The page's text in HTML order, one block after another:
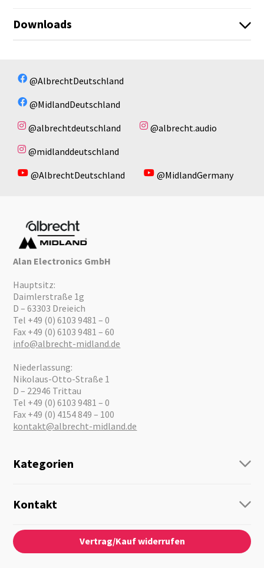
Downloads
@AlbrechtDeutschland
@MidlandDeutschland
@albrechtdeutschland
@albrecht.audio
@midlanddeutschland
@AlbrechtDeutschland
@MidlandGermany
Alan Electronics GmbH
Hauptsitz:
Daimlerstraße 1g
D – 63303 Dreieich
Tel +49 (0) 6103 9481 – 0
Fax +49 (0) 6103 9481 – 60
info@albrecht-midland.de
Niederlassung:
Nikolaus-Otto-Straße 1
D – 22946 Trittau
Tel +49 (0) 6103 9481 – 0
Fax +49 (0) 4154 849 – 100
kontakt@albrecht-midland.de
Kategorien
Personenführung
Audio
Notfallvorsorge
Kontakt
Kontaktformular
Über Uns
News
Karriere
Vertrag/Kauf widerrufen